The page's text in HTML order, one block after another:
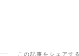
この記事をシェアする